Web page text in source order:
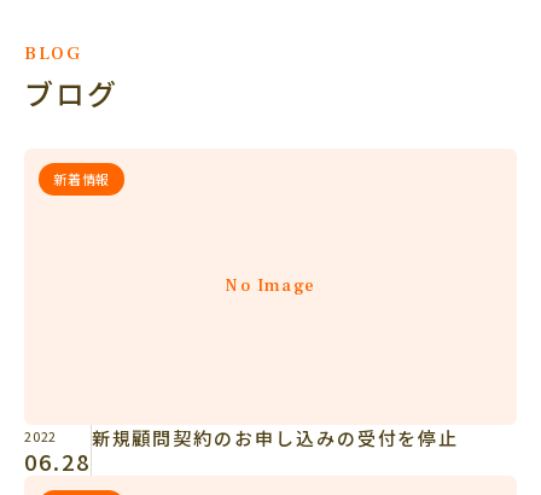
BLOG
ブログ
No Image
新着情報
2022
06.28
新規顧問契約のお申し込みの受付を停止